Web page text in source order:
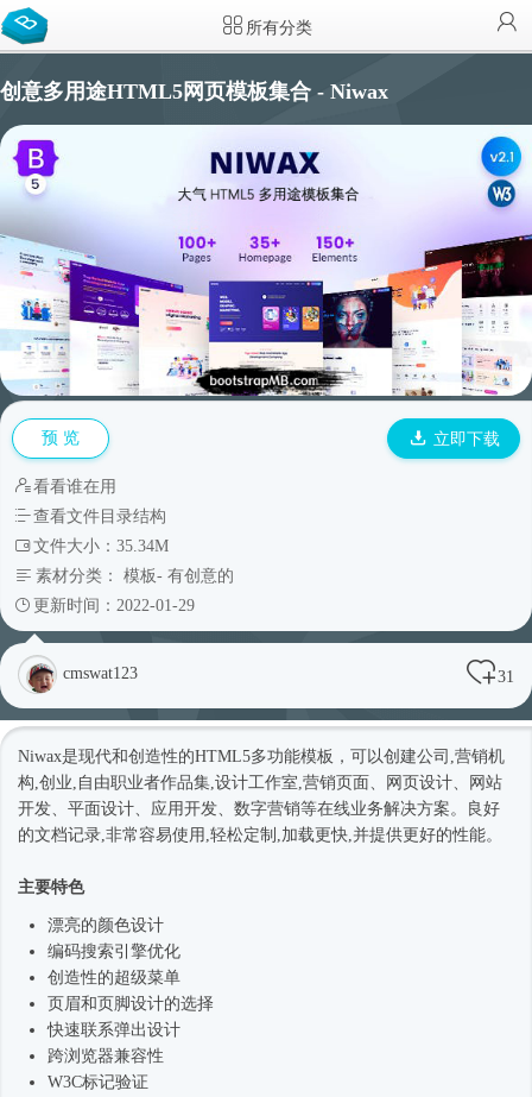
所有分类
创意多用途HTML5网页模板集合 - Niwax
预 览 立即下载
看看谁在用
查看文件目录结构
文件大小：35.34M
素材分类： 模板- 有创意的
更新时间：2022-01-29
cmswat123 31
Niwax是现代和创造性的HTML5多功能模板，可以创建公司,营销机
构,创业,自由职业者作品集,设计工作室,营销页面、网页设计、网站
开发、平面设计、应用开发、数字营销等在线业务解决方案。良好
的文档记录,非常容易使用,轻松定制,加载更快,并提供更好的性能。
主要特色
漂亮的颜色设计
编码搜索引擎优化
创造性的超级菜单
页眉和页脚设计的选择
快速联系弹出设计
跨浏览器兼容性
W3C标记验证